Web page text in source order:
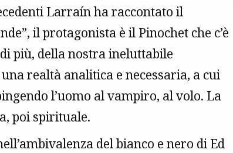
Larraín ha raccontato il
il protagonista è il Pinochet che c’è
più, della nostra ineluttabile
realtà analitica e necessaria, a cui
l’uomo al vampiro, al volo. La
poi spirituale.
del bianco e nero di Ed